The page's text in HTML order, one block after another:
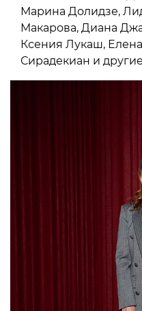
Марина Долидзе,
Макарова, Диана
Ксения Лукаш,
Сирадекиан и